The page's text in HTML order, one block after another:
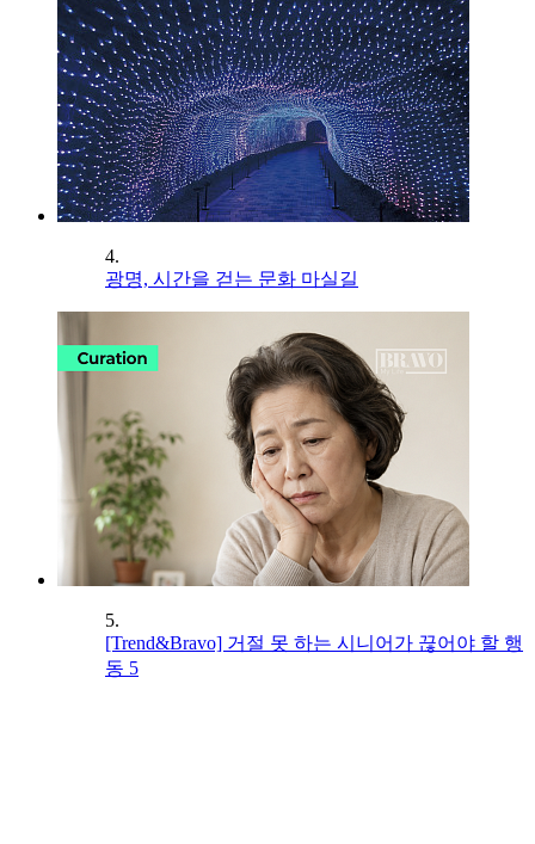
4.
광명, 시간을 걷는 문화 마실길
5.
[Trend&Bravo] 거절 못 하는 시니어가 끊어야 할 행
동 5